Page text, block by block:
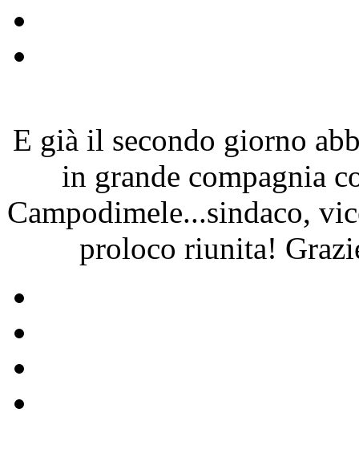
E già il secondo giorno
in grande compagnia
Campodimele...sindaco,
proloco riunita!